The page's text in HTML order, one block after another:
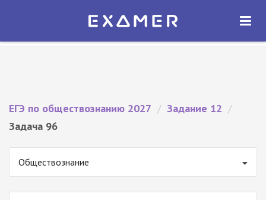
Экзамер — ЕГЭ 2027
ОТКРЫТЬ
ЕГЭ по обществознанию 2027 / Задание 12 /
Задача 96
Обществознание